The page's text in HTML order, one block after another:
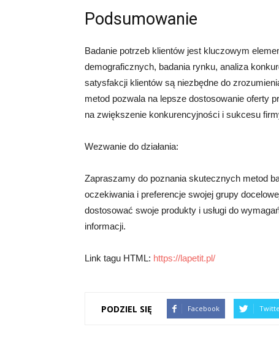
Podsumowanie
Badanie potrzeb klientów jest kluczowym
demograficznych, badania rynku, analiza
satysfakcji klientów są niezbędne do
metod pozwala na lepsze dostosowanie oferty
na zwiększenie konkurencyjności i sukcesu
Wezwanie do działania:
Zapraszamy do poznania skutecznych metod
oczekiwania i preferencje swojej grupy
dostosować swoje produkty i usługi do
informacji.
Link tagu HTML: https://lapetit.pl/
PODZIEL SIĘ Facebook